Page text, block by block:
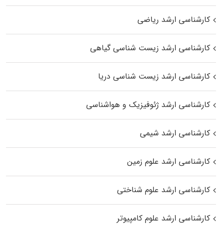
کارشناسی ارشد ریاضی
کارشناسی ارشد زیست‌ شناسی گیاهی
کارشناسی ارشد زیست‌ شناسی دریا
کارشناسی ارشد ژئوفیزیک و هواشناسی
کارشناسی ارشد شیمی
کارشناسی ارشد علوم زمین
کارشناسی ارشد علوم شناختی
کارشناسی ارشد علوم کامپیوتر